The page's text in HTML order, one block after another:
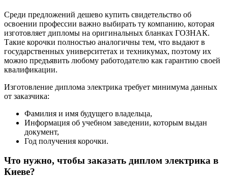
Среди предложений дешево купить свидетельство об
освоении профессии важно выбирать ту компанию, которая
изготовляет дипломы на оригинальных бланках ГОЗНАК.
Такие корочки полностью аналогичны тем, что выдают в
государственных университетах и техникумах, поэтому их
можно предъявить любому работодателю как гарантию своей
квалификации.
Изготовление диплома электрика требует минимума данных
от заказчика:
Фамилия и имя будущего владельца,
Информация об учебном заведении, которым выдан
документ,
Год получения корочки.
Что нужно, чтобы заказать диплом электрика в
Киеве?